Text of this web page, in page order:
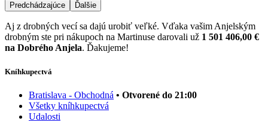
Predchádzajúce Ďalšie
Aj z drobných vecí sa dajú urobiť veľké. Vďaka vašim Anjelským
drobným ste pri nákupoch na Martinuse darovali už 1 501 406,00 €
na Dobrého Anjela. Ďakujeme!
Kníhkupectvá
Bratislava - Obchodná • Otvorené do 21:00
Všetky kníhkupectvá
Udalosti